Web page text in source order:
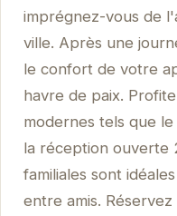
imprégnez-vous de
ville. Après une
le confort de votre
havre de paix.
modernes tels que
la réception ouverte
familiales sont
entre amis.